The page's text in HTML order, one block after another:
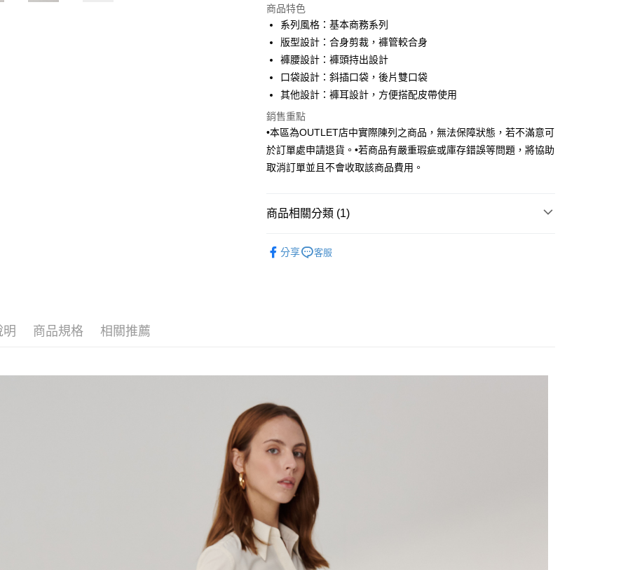
3 期 0 利率 每期 NT$496
合作金庫商業銀行
第一商業銀行
華南商業銀行
國泰世華商業銀行
兆豐國際商業銀行
臺灣中小企業銀行
台中商業銀行
匯豐（台灣）商業銀行
聯邦商業銀行
遠東國際商業銀行
玉山商業銀行
星展（台灣）商業銀行
台新國際商業銀行
6 期 0 利率 每期NT$248
合作金庫商業銀行
華南商業銀行
彰化商業銀行
上海商業儲蓄銀行
台北富邦商業銀行
臺灣中小企業銀行
匯豐（台灣）商業銀行
華泰商業銀行
聯邦商業銀行
遠東國際商業銀行
元大商業銀行
台灣樂天信用卡公司
LINE Pay
Apple Pay
街口支付
Google Pay
AFTEE先享後付
【關於「AFTEE先享後付」】
２．訂單成立數日內，您將收到繳費通知簡訊。
／ATM／網路銀行／等多元方式進行付款，方視為交易完成。
※ 請注意：結帳手續完成當下不需立刻繳費，但若您需要取消訂單，請聯
絡購買商品的店家。未經商家同意取消之訂單仍視為有效，需透過AFTEE
先享後付繳納相關費用。
※ 交易是否成功請以「AFTEE先享後付 」之結帳頁面顯示為準，若有關於
是否繳費成功／繳費後需取消欲退款等相關疑問，請聯繫「AFTEE先享後
付客戶支援中心」
【注意事項】
１．透過由恩沛科技股份有限公司提供之「AFTEE先享後付」服務完成之
交易，需依本服務之必要範圍內提供個人資料，並將交易相關給付款項請
求債權轉讓予恩沛科技股份有限公司。
２．關於個人資料處理事宜，請瀏覽以下網址：
https://aftee.tw/terms/#terms3
ATM付款
新竹物流離島宅配
LINEX 宇迅國際
商品特色
系列風格：基本商務系列
版型設計：合身剪裁，褲管較合身
褲腰設計：褲頭持出設計
口袋設計：斜插口袋，後片雙口袋
其他設計：褲耳設計，方便搭配皮帶使用
銷售重點
•本區為OUTLET店中實際陳列之商品，無法保障狀態，若不滿意可
於訂單處申請退貨。•若商品有嚴重瑕疵或庫存錯誤等問題，將協助
取消訂單並且不會收取該商品費用。
商品相關分類 (1)
分享
客服
明 商品規格 相關推薦